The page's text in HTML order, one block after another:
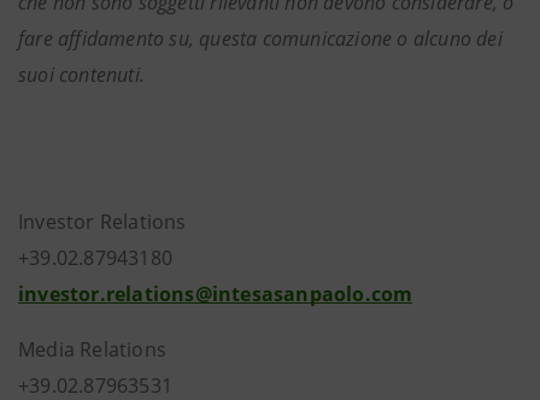
fare affidamento su, questa comunicazione o alcuno dei
suoi contenuti.
Investor Relations
+39.02.87943180
investor.relations@intesasanpaolo.com
Media Relations
+39.02.87963531